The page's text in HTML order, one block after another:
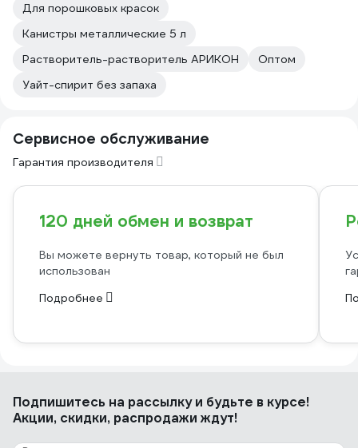
Для порошковых красок
Канистры металлические 5 л
Растворитель-растворитель АРИКОН
Оптом
Уайт-спирит без запаха
Сервисное обслуживание
Гарантия производителя
120 дней обмен и возврат
Вы можете вернуть товар, который не был
использован
Подробнее
Подпишитесь на рассылкуи будьте в курсе!
Акции, скидки, распродажи ждут!